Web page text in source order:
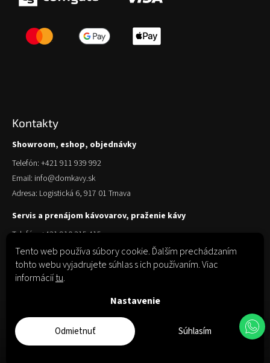
Tento web používa súbory cookie. Ďalším prechádzaním
tohto webu vyjadrujete súhlas s ich používaním. Viac
informáciítu.
Nastavenie
Odmietnuť Súhlasím
Kontakty
Showroom, eshop, objednávky
Telefón: +421 911 939 992
Email: info@domkavy.sk
Adresa: Logistická 6, 917 01 Trnava
Servis a prenájom kávovarov, praženie kávy
Telefón: +421 910 315 415
Email: obchod@domkavy.sk
Adresa: Logistická 6, 917 01 Trnava